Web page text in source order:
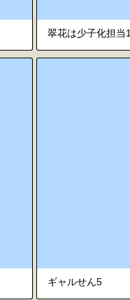
翠花は少子化担当1
ギャルせん5